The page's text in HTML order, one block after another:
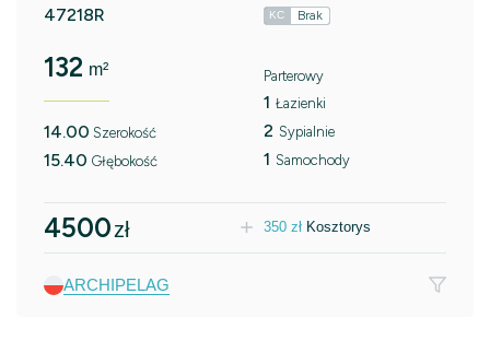
47218R KC Brak
132 m²
14.00 Szerokość
15.40 Głębokość
Parterowy
1 Łazienki
2 Sypialnie
1 Samochody
4500zł 350 zł Kosztorys
ARCHIPELAG